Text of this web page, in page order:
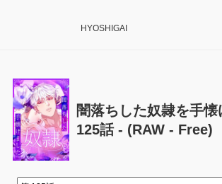
HYOSHIGAI
闇落ちした奴隷を手
125話 - (RAW - Free)